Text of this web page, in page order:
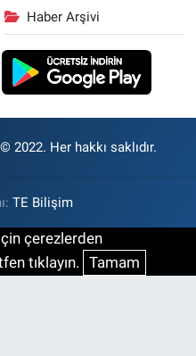
Haber Arşivi
2022. Her hakkı saklıdır.
TE Bilişim
çerezlerden
tıklayın. Tamam